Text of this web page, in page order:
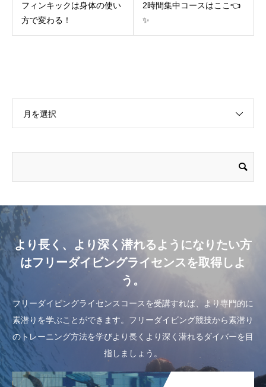
フィンキックは身体の使い
方で変わる！
2時間集中コースはここ👈
✨
月を選択
より長く、より深く潜れるようになりたい方
はフリーダイビングライセンスを取得しよ
う。
フリーダイビングライセンスコースを受講すれば、より専門的に
素潜りを学ぶことができます。フリーダイビング競技から素潜り
のトレーニング方法を学びより長くより深く潜れるダイバーを目
指しましょう。